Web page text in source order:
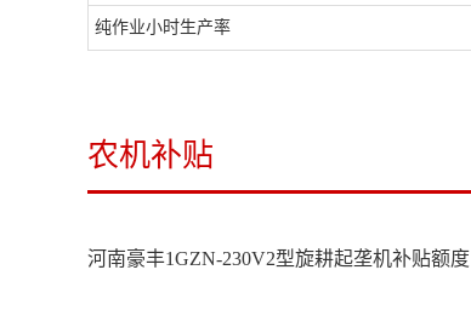
纯作业小时生产率
农机补贴
河南豪丰1GZN-230V2型旋耕起垄机补贴额度